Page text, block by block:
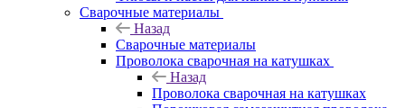
Сварочные материалы
Назад
Сварочные материалы
Проволока сварочная на катушках
Назад
Проволока сварочная на катушках